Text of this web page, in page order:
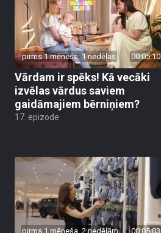
pirms 1 mēneša, 1 nedēļas 00:05:10
Vārdam ir spēks! Kā vecāki
izvēlas vārdus saviem
gaidāmajiem bērniņiem?
17. epizode
pirms 1 mēneša, 2 nedēļām 00:05:03